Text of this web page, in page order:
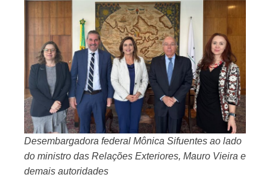
Desembargadora federal Mônica Sifuentes ao lado
do ministro das Relações Exteriores, Mauro Vieira e
demais autoridades